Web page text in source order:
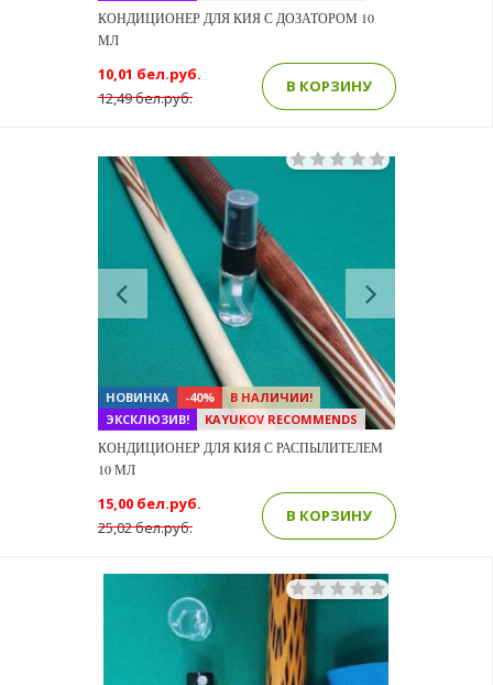
КОНДИЦИОНЕР ДЛЯ КИЯ С ДОЗАТОРОМ 10
МЛ
12,49 бел.руб.
10,01 бел.руб.
В КОРЗИНУ
Previous
НОВИНКА -40%
В НАЛИЧИИ!
ЭКСКЛЮЗИВ!
KAYUKOV RECOMMENDS
КОНДИЦИОНЕР ДЛЯ КИЯ С РАСПЫЛИТЕЛЕМ
10 МЛ
25,02 бел.руб.
15,00 бел.руб.
В КОРЗИНУ